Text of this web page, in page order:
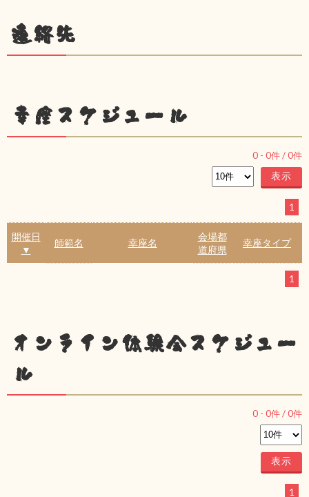
連絡先
幸座スケジュール
0 - 0件 /0件
1
開催日
▼
師範名 幸座名
会場都
道府県
幸座タイプ
1
オンライン体験会スケジュー
ル
0 - 0件 /0件
1